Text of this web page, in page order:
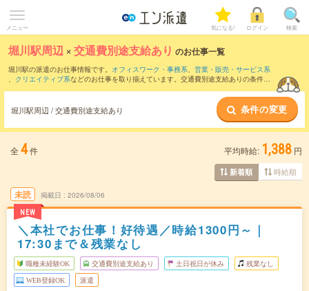
メニュー 気になる! ログイン 検索
堀川駅周辺 ×交通費別途支給あり のお仕事一覧
堀川駅の派遣のお仕事情報です。 オフィスワーク・事務系、 営業・販売・サービス系
、 クリエイティブ系などのお仕事を取り揃えています。交通費別途支給ありの条件の
堀川駅周辺 / 交通費別途支給あり 条件の変更
全 4件 平均時給: 1,388 円
新着順 時給順
未読
NEW
掲載日 2026/08/06
＼本社でお仕事！好待遇／時給1300円～｜
17:30まで＆残業なし
職種未経験OK 交通費別途支給あり 土日祝日が休み 残業なし
WEB登録OK 派遣